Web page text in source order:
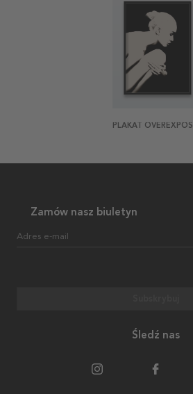
Zamów nasz biuletyn
Adres e-mail
Śledź nas